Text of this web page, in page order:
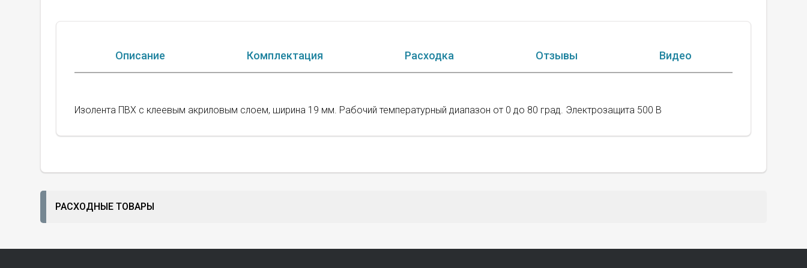
Описание Комплектация Расходка Отзывы Видео
Изолента ПВХ с клеевым акриловым слоем, ширина 19 мм. Рабочий температурный диапазон от 0 до 80 град. Электрозащита 500 В
РАСХОДНЫЕ ТОВАРЫ